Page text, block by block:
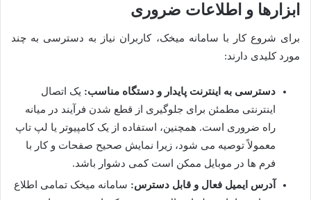
ابزارها و اطلاعات ضروری
برای شروع کار با سامانه میخک، کاربران نیاز به دسترسی به چند
مورد کلیدی دارند:
دسترسی به اینترنت پایدار و دستگاه مناسب: یک اتصال
اینترنتی مطمئن برای جلوگیری از قطع شدن فرآیند در میانه
راه ضروری است. همچنین، استفاده از یک کامپیوتر یا لپ تاپ
معمولاً توصیه می شود، زیرا نمایش صحیح صفحات و کار با
فرم ها در موبایل ممکن است کمی دشوار باشد.
آدرس ایمیل فعال و قابل دسترس: سامانه میخک تمامی اطلاع